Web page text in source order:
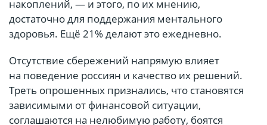
накоплений, — и этого, по их мнению,
достаточно для поддержания ментального
здоровья. Ещё 21% делают это ежедневно.
Отсутствие сбережений напрямую влияет
на поведение россиян и качество их решений.
Треть опрошенных признались, что становятся
зависимыми от финансовой ситуации,
соглашаются на нелюбимую работу, боятся